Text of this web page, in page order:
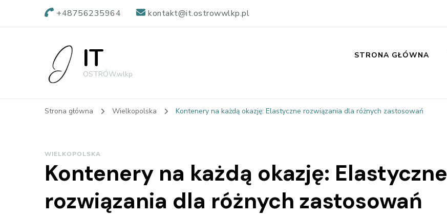
+48756235964 kontakt@it.ostrowwlkp.pl
IT
OSTRÓW.wlkp
STRONA GŁÓWNA
Strona główna Wielkopolska Kontenery na każdą okazję: Elastyczne rozwiązania dla różnych zastosowań
WIELKOPOLSKA
Kontenery na każdą okazję: Elastyczne
rozwiązania dla różnych zastosowań